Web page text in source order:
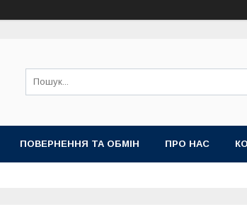
ПОВЕРНЕННЯ ТА ОБМІН ПРО НАС